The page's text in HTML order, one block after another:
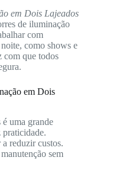
em Dois Lajeados
de iluminação
com
como shows e
com que todos
em Dois
uma grande
praticidade.
reduzir custos.
sem